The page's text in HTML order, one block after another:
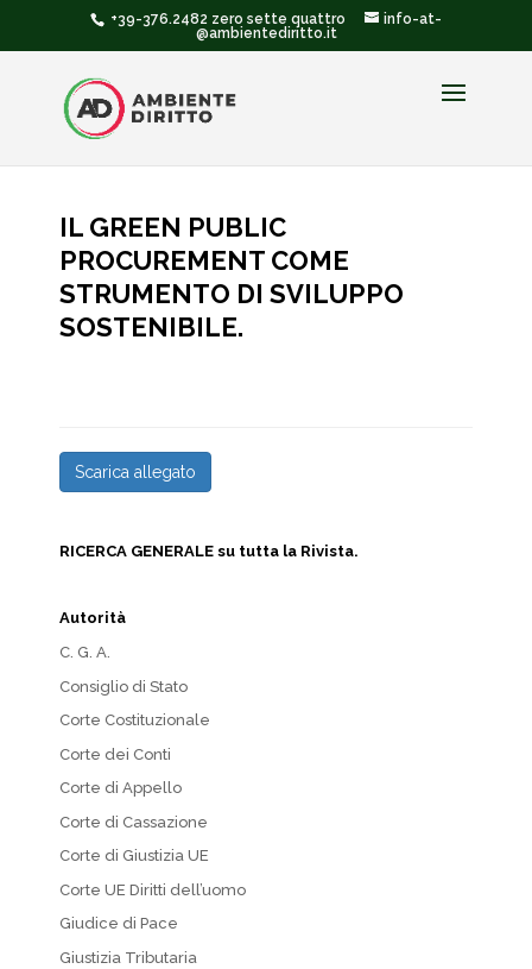
+39-376.2482 zero sette quattro
info-at-
@ambientediritto.it
IL GREEN PUBLIC
PROCUREMENT COME
STRUMENTO DI SVILUPPO
SOSTENIBILE.
Scarica allegato
RICERCA GENERALE su tutta la Rivista.
Autorità
C. G. A.
Consiglio di Stato
Corte Costituzionale
Corte dei Conti
Corte di Appello
Corte di Cassazione
Corte di Giustizia UE
Corte UE Diritti dell’uomo
Giudice di Pace
Giustizia Tributaria